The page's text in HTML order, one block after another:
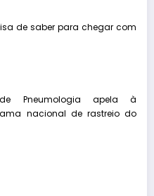
de saber para chegar com
Pneumologia apela à
nacional de rastreio do